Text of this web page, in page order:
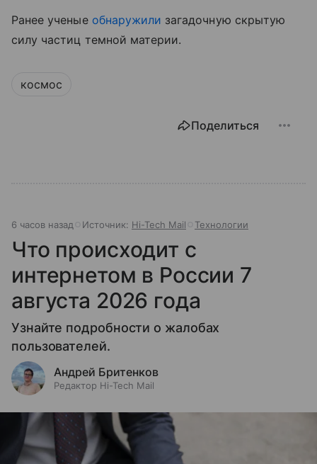
Ранее ученые обнаружили загадочную скрытую
силу частиц темной материи.
космос
Поделиться
6 часов назад Источник: Hi-Tech Mail Технологии
Что происходит с
интернетом в России 7
августа 2026 года
Узнайте подробности о жалобах
пользователей.
Андрей Бритенков
Редактор Hi-Tech Mail